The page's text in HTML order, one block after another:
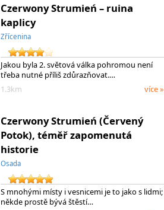
Czerwony Strumień – ruina
kaplicy
Zřícenina
Jakou byla 2. světová válka pohromou není
třeba nutné příliš zdůrazňovat.…
1.3km
více »
Czerwony Strumień (Červený
Potok), téměř zapomenutá
historie
Osada
S mnohými místy i vesnicemi je to jako s lidmi;
někde prostě bývá štěstí…